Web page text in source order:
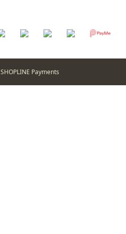
SHOPLINE Payments